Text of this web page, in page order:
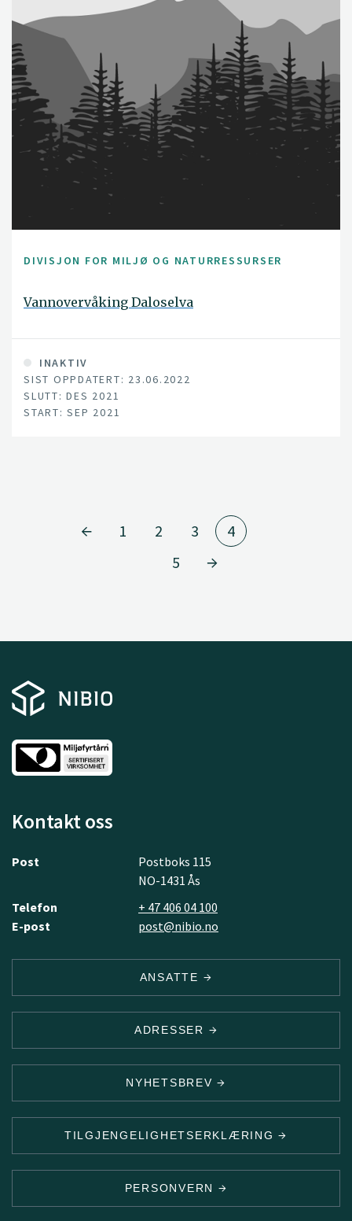
DIVISJON FOR MILJØ OG NATURRESSURSER
Vannovervåking Daloselva
INAKTIV
SIST OPPDATERT: 23.06.2022
SLUTT: DES 2021
START: SEP 2021
1 2 3
4
5
Kontakt oss
Post
Postboks 115
NO-1431 Ås
Telefon
+ 47 406 04 100
E-post
post@nibio.no
ANSATTE
ADRESSER
NYHETSBREV
TILGJENGELIGHETSERKLÆRING
PERSONVERN